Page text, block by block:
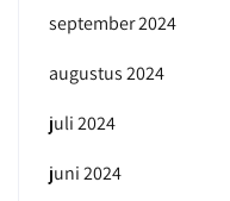
september 2024
augustus 2024
juli 2024
juni 2024